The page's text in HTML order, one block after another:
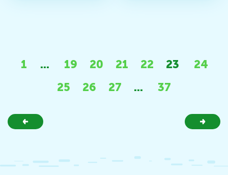
1 ... 19 20 21 22 23
24
25
26 27 ... 37